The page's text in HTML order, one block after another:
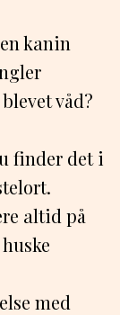
kanin
våd?
finder det i
altid på
med